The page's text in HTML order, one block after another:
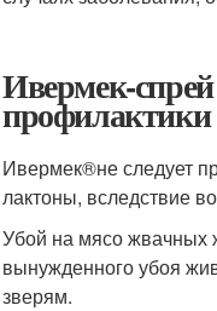
Ивермек-
профилактики
Ивермек®не следует
лактоны, вследствие
Убой на мясо жвачных
вынужденного убоя
зверям.